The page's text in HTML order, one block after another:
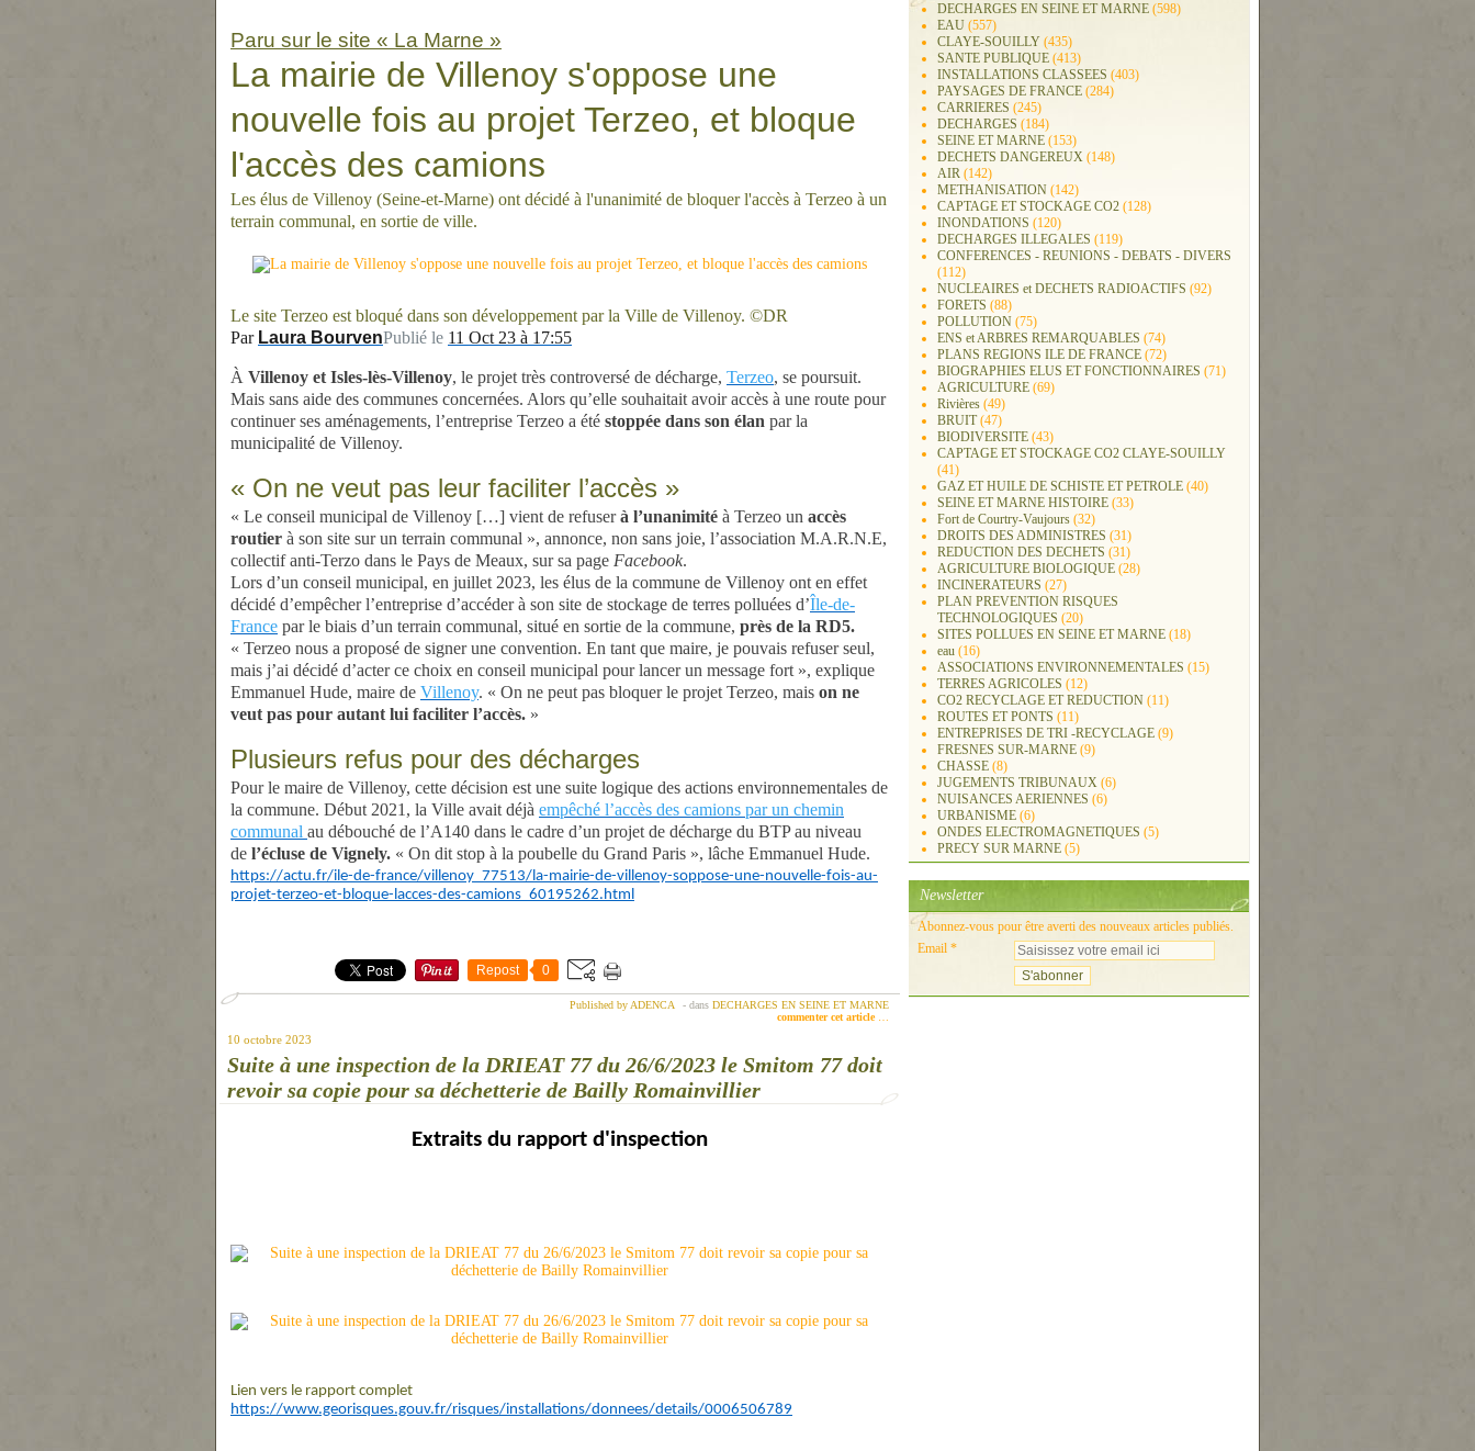
Paru sur le site « La Marne »
La mairie de Villenoy s'oppose une
nouvelle fois au projet Terzeo, et bloque
l'accès des camions
Les élus de Villenoy (Seine-et-Marne) ont décidé à l'unanimité de bloquer l'accès à Terzeo à un
terrain communal, en sortie de ville.
Le site Terzeo est bloqué dans son développement par la Ville de Villenoy. ©DR
Par Laura BourvenPublié le 11 Oct 23 à 17:55
À Villenoy et Isles-lès-Villenoy, le projet très controversé de décharge, Terzeo, se poursuit.
Mais sans aide des communes concernées. Alors qu’elle souhaitait avoir accès à une route pour
continuer ses aménagements, l’entreprise Terzeo a été stoppée dans son élan par la
municipalité de Villenoy.
« On ne veut pas leur faciliter l’accès »
« Le conseil municipal de Villenoy […] vient de refuserà l’unanimité à Terzeo un accès
routier à son site sur un terrain communal », annonce, non sans joie, l’association M.A.R.N.E,
collectif anti-Terzo dans le Pays de Meaux, sur sa page Facebook.
Lors d’un conseil municipal, en juillet 2023, les élus de la commune de Villenoy ont en effet
décidé d’empêcher l’entreprise d’accéder à son site de stockage de terres polluées d’Île-de-
France par le biais d’un terrain communal, situé en sortie de la commune, près de la RD5.
« Terzeo nous a proposé de signer une convention. En tant que maire, je pouvais refuser seul,
mais j’ai décidé d’acter ce choix en conseil municipal pour lancer un message fort », explique
Emmanuel Hude, maire de Villenoy. « On ne peut pas bloquer le projet Terzeo, mais on ne
veut pas pour autant lui faciliter l’accès. »
Plusieurs refus pour des décharges
Pour le maire de Villenoy, cette décision est une suite logique des actions environnementales de
la commune. Début 2021, la Ville avait déjà empêché l’accès des camions par un chemin
communal au débouché de l’A140 dans le cadre d’un projet de décharge du BTP au niveau
de l’écluse de Vignely. « On dit stop à la poubelle du Grand Paris », lâche Emmanuel Hude.
https://actu.fr/ile-de-france/villenoy_77513/la-mairie-de-villenoy-soppose-une-nouvelle-fois-au-
projet-terzeo-et-bloque-lacces-des-camions_60195262.html
Repost 0
Published by ADENCA - dans DECHARGES EN SEINE ET MARNE
commenter cet article
10 octobre 2023
Suite à une inspection de la DRIEAT 77 du 26/6/2023 le Smitom 77 doit
revoir sa copie pour sa déchetterie de Bailly Romainvillier
Extraits du rapport d'inspection
Lien vers le rapport complet
https://www.georisques.gouv.fr/risques/installations/donnees/details/0006506789
DECHARGES EN SEINE ET MARNE (598)
EAU (557)
CLAYE-SOUILLY (435)
SANTE PUBLIQUE (413)
INSTALLATIONS CLASSEES (403)
PAYSAGES DE FRANCE (284)
CARRIERES (245)
DECHARGES (184)
SEINE ET MARNE (153)
DECHETS DANGEREUX (148)
AIR (142)
METHANISATION (142)
CAPTAGE ET STOCKAGE CO2 (128)
INONDATIONS (120)
DECHARGES ILLEGALES (119)
CONFERENCES - REUNIONS - DEBATS - DIVERS
(112)
NUCLEAIRES et DECHETS RADIOACTIFS (92)
FORETS (88)
POLLUTION (75)
ENS et ARBRES REMARQUABLES (74)
PLANS REGIONS ILE DE FRANCE (72)
BIOGRAPHIES ELUS ET FONCTIONNAIRES (71)
AGRICULTURE (69)
Rivières (49)
BRUIT(47)
BIODIVERSITE (43)
CAPTAGE ET STOCKAGE CO2 CLAYE-SOUILLY
(41)
GAZ ET HUILE DE SCHISTE ET PETROLE (40)
SEINE ET MARNE HISTOIRE (33)
Fort de Courtry-Vaujours (32)
DROITS DES ADMINISTRES (31)
REDUCTION DES DECHETS (31)
AGRICULTURE BIOLOGIQUE (28)
INCINERATEURS (27)
PLAN PREVENTION RISQUES
TECHNOLOGIQUES (20)
SITES POLLUES EN SEINE ET MARNE (18)
eau (16)
ASSOCIATIONS ENVIRONNEMENTALES (15)
TERRES AGRICOLES (12)
CO2 RECYCLAGE ET REDUCTION (11)
ROUTES ET PONTS (11)
ENTREPRISES DE TRI -RECYCLAGE (9)
FRESNES SUR-MARNE (9)
CHASSE (8)
JUGEMENTS TRIBUNAUX (6)
NUISANCES AERIENNES (6)
URBANISME (6)
ONDES ELECTROMAGNETIQUES (5)
PRECY SUR MARNE (5)
Newsletter
Abonnez-vous pour être averti des nouveaux articles publiés.
Email